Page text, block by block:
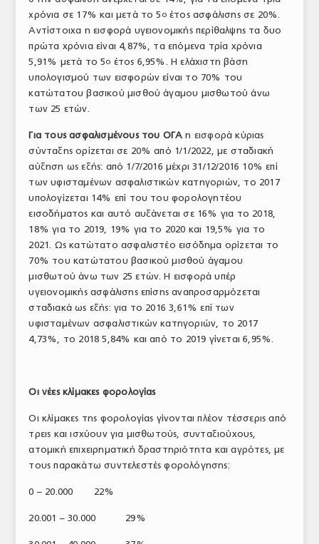
χρόνια σε 17% και μετά το 5 οέτος ασφάλισης σε 20%.
Αντίστοιχα η εισφορά υγειονομικής περίθαλψης τα δυο
πρώτα χρόνια είναι 4,87%, τα επόμενα τρία χρόνια
5,91% μετά το 5ο έτος 6,95%. Η ελάχιστη βάση
υπολογισμού των εισφορών είναι το 70% του
κατώτατου βασικού μισθού άγαμου μισθωτού άνω
των 25 ετών.
Για τους ασφαλισμένους του ΟΓΑη εισφορά κύριας
σύνταξης ορίζεται σε 20% από 1/1/2022, με σταδιακή
αύξηση ως εξής: από 1/7/2016 μέχρι 31/12/2016 10% επί
των υφισταμένων ασφαλιστικών κατηγοριών, το 2017
υπολογίζεται 14% επί του του φορολογητέου
εισοδήματος και αυτό αυξάνεται σε 16% για το 2018,
18% για το 2019, 19% για το 2020 και 19,5% για το
2021. Ως κατώτατο ασφαλιστέο εισόδημα ορίζεται το
70% του κατώτατου βασικού μισθού άγαμου
μισθωτού άνω των 25 ετών. Η εισφορά υπέρ
υγειονομικής ασφάλισης επίσης αναπροσαρμόζεται
σταδιακά ως εξής: για το 2016 3,61% επί των
υφισταμένων ασφαλιστικών κατηγοριών, το 2017
4,73%, το 2018 5,84% και από το 2019 γίνεται 6,95%.
Οι νέες κλίμακες φορολογίας
Οι κλίμακες της φορολογίας γίνονται πλέον τέσσερις από
τρεις και ισχύουν για μισθωτούς, συνταξιούχους,
ατομική επιχειρηματική δραστηριότητα και αγρότες, με
τους παρακάτω συντελεστές φορολόγησης:
0 – 20.000 22%
20.001 – 30.000 29%